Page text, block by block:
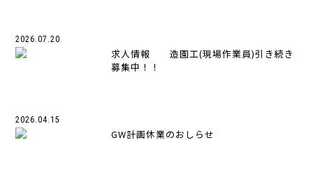
2026.07.20
求人情報 造園工(現場作業員)引き続き
募集中！！
2026.04.15
GW計画休業のおしらせ